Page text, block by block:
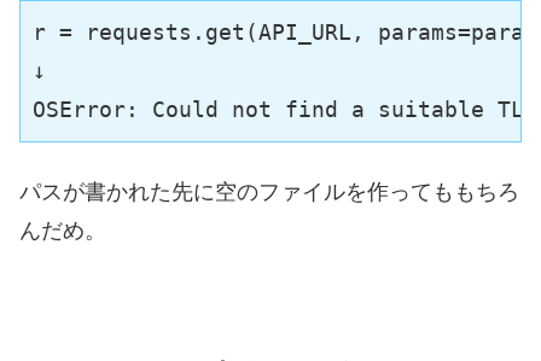
r = requests.get(API_URL,
↓
OSError: Could not find a suitable
パスが書かれた先に空のファイルを作ってももちろ
んだめ。